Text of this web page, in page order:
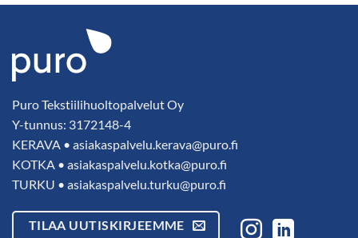
Puro Tekstiilihuoltopalvelut Oy
Y-tunnus: 3172148-4
KERAVA • asiakaspalvelu.kerava@puro.fi
KOTKA • asiakaspalvelu.kotka@puro.fi
TURKU • asiakaspalvelu.turku@puro.fi
TILAA UUTISKIRJEEMME